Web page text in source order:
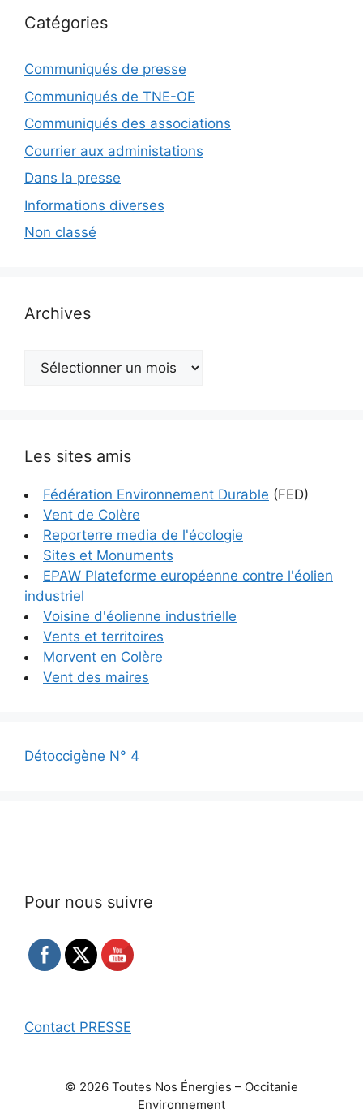
Catégories
Communiqués de presse
Communiqués de TNE-OE
Communiqués des associations
Courrier aux administations
Dans la presse
Informations diverses
Non classé
Archives
Archives
Les sites amis
Fédération Environnement Durable (FED)
Vent de Colère
Reporterre media de l'écologie
Sites et Monuments
EPAW Plateforme européenne contre l'éolien
industriel
Voisine d'éolienne industrielle
Vents et territoires
Morvent en Colère
Vent des maires
Détoccigène N° 4
Pour nous suivre
Contact PRESSE
© 2026 Toutes Nos Énergies – Occitanie
Environnement